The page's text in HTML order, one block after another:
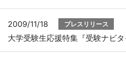
2009/11/18 プレスリリース
大学受験生応援特集『受験ナビ